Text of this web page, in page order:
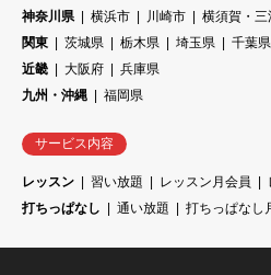
神奈川県
横浜市 川崎市 横須賀・三
関東
茨城県 栃木県 埼玉県
千葉県
近畿
大阪府
兵庫県
九州・沖縄
福岡県
サービス内容
レッスン 習い放題 レッスン月会員
打ちっぱなし
通い放題 打ちっぱなし